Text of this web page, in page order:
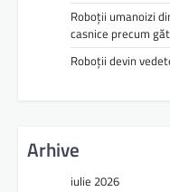
Roboții umanoizi
casnice precum
Roboții devin
Arhive
iulie 2026